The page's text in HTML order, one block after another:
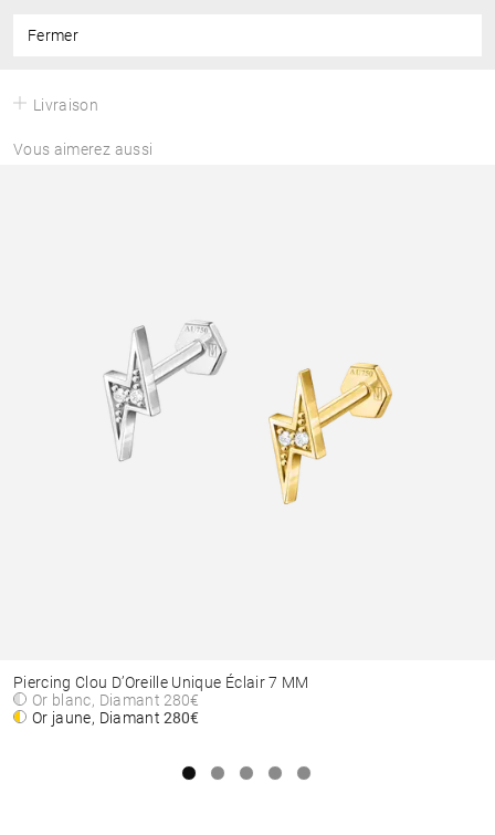
Fermer
Livraison
Vous aimerez aussi
Piercing Clou D’Oreille Unique Éclair 7 MM
Or blanc, Diamant 280€
Or jaune, Diamant280€